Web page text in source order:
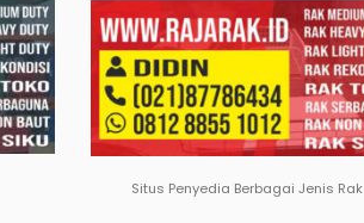
Situs Penyedia Berbagai Jenis Rak